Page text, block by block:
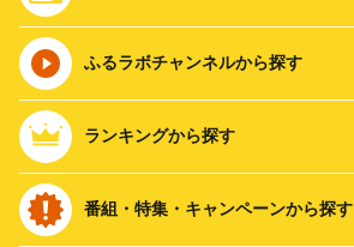
ふるラボチャンネルから探す
ランキングから探す
番組・特集・キャンペーンから探す